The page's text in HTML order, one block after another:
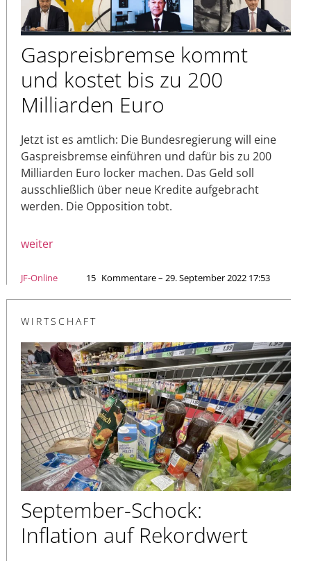
Gaspreisbremse kommt
und kostet bis zu 200
Milliarden Euro
Jetzt ist es amtlich: Die Bundesregierung will eine
Gaspreisbremse einführen und dafür bis zu 200
Milliarden Euro locker machen. Das Geld soll
ausschließlich über neue Kredite aufgebracht
werden. Die Opposition tobt.
weiter
JF-Online 15 Kommentare – 29. September 2022 17:53
WIRTSCHAFT
September-Schock:
Inflation auf Rekordwert